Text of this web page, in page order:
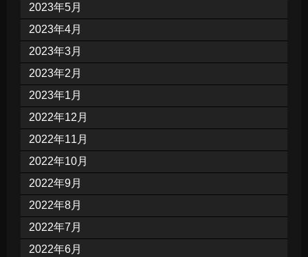
2023年5月
2023年4月
2023年3月
2023年2月
2023年1月
2022年12月
2022年11月
2022年10月
2022年9月
2022年8月
2022年7月
2022年6月